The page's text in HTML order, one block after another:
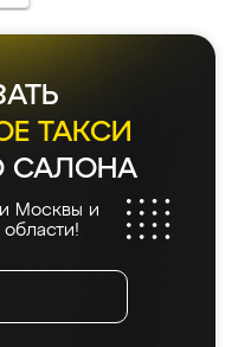
ТАКСИ
САЛОНА
Москвы и